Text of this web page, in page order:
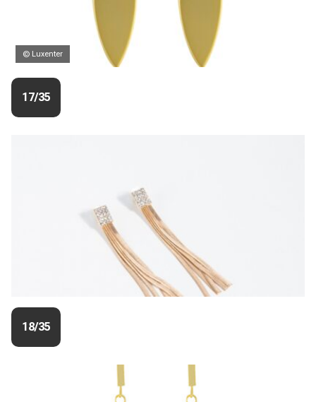
© Luxenter
17/35
18/35